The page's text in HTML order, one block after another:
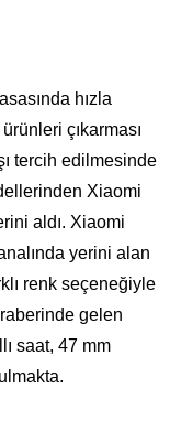
hızla
çıkarması
tercih edilmesinde
Xiaomi
aldı. Xiaomi
yerini alan
renk seçeneğiyle
gelen
saat, 47 mm